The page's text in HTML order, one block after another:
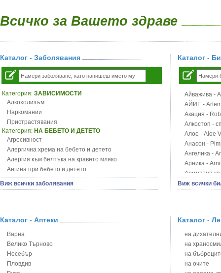
Всичко за Вашето здраве
Каталог - Заболявания
Категория: ЗАВИСИМОСТИ
Алкохолизъм
Наркомании
Пристрастявания
Категория: НА БЕБЕТО И ДЕТЕТО
Агресивност
Алергична хрема на бебето и детето
Алергия към белтъка на кравето мляко
Ангина при бебето и детето
Анемия при бебето и детето
Апетит - пълни деца
Бронхиална астма при бебето и детето
Варицела
Висока температура на бебето и детето
Възпаление на ушите на бебето и детето
Глисти
Виж всички заболявания
Каталог -
Айважива -
АЙИЕ -
Акация -
Алкостоп -
Алое - Aloe
Анасон -
Ангелика -
Арника -
Ароматна
Арония -
Блатен
Блян
Бобови
Божур -
Борови
Босилек -
Виж всички
Каталог - Аптеки
Варна
Велико Търново
Несебър
Пловдив
Каталог -
на
на
на
на очите